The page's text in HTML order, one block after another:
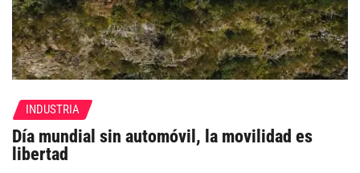
INDUSTRIA
Día mundial sin automóvil, la movilidad es
libertad